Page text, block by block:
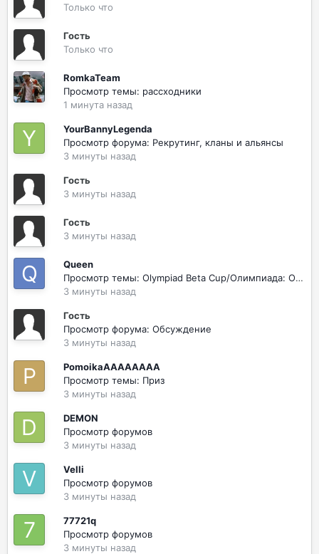
Только что
Гость
Только что
RomkaTeam
Просмотр темы: рассходники
1 минута назад
YourBannyLegenda
Просмотр форума: ​Рекрутинг, кланы и альянсы
3 минуты назад
Гость
3 минуты назад
Гость
3 минуты назад
Queen
Просмотр темы: Olympiad Beta Cup/Олимпиада: ОБТ-Кубок!
3 минуты назад
Гость
Просмотр форума: Обсуждение
3 минуты назад
PomoikaAAAAAAAA
Просмотр темы: Приз
3 минуты назад
DEMON
Просмотр форумов
3 минуты назад
Velli
Просмотр форумов
3 минуты назад
77721q
Просмотр форумов
3 минуты назад